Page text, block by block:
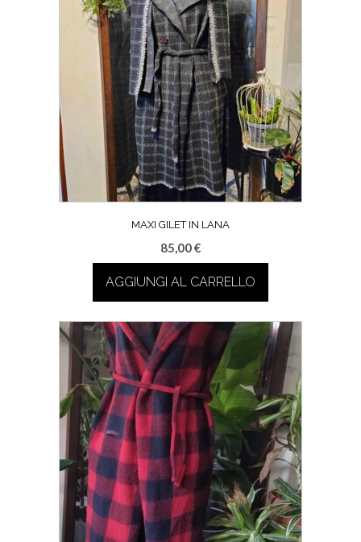
MAXI GILET IN LANA
85,00€
AGGIUNGI AL CARRELLO